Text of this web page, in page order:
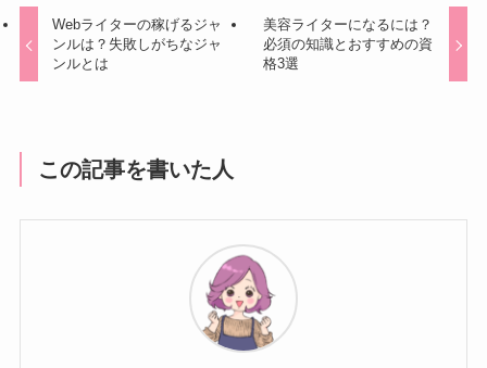
Webライターの稼げるジャ
ンルは？失敗しがちなジャ
ンルとは
美容ライターになるには？
必須の知識とおすすめの資
格3選
この記事を書いた人